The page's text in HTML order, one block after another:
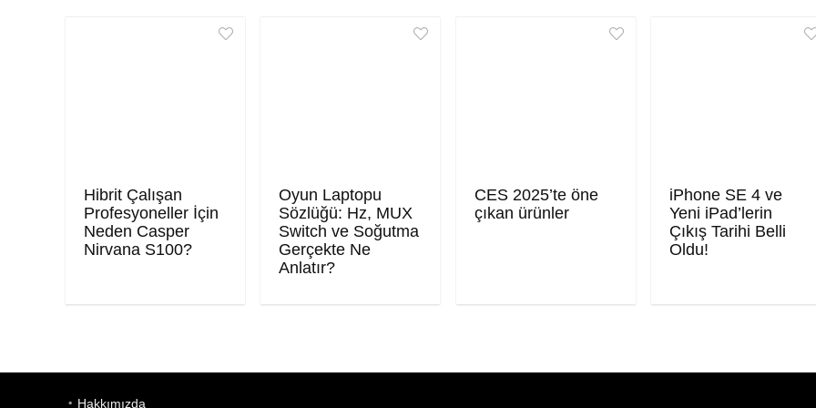
Hibrit Çalışan
Profesyoneller İçin
Neden Casper
Nirvana S100?
Oyun Laptopu
Sözlüğü: Hz, MUX
Switch ve Soğutma
Gerçekte Ne
Anlatır?
CES 2025’te öne
çıkan ürünler
iPhone SE 4 ve
Yeni iPad’lerin
Çıkış Tarihi Belli
Oldu!
Hakkımızda